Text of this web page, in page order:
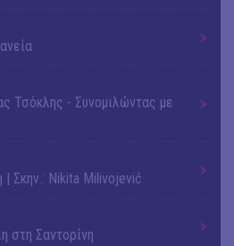
Τσόκλης - Συνομιλώντας με
| Σκην.: Nikita Milivojević
στη Σαντορίνη